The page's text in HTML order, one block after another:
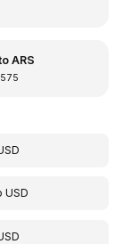
ARS
USD